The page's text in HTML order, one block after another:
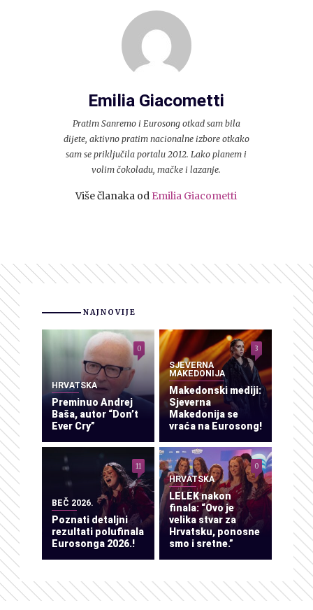
Emilia Giacometti
Pratim Sanremo i Eurosong otkad sam bila
dijete, aktivno pratim nacionalne izbore otkako
sam se priključila portalu 2012. Lako planem i
volim čokoladu, mačke i lazanje.
Više članaka od Emilia Giacometti
NAJNOVIJE
HRVATSKA
Preminuo Andrej
Baša, autor “Don’t
Ever Cry”
0
SJEVERNA
MAKEDONIJA
Makedonski mediji:
Sjeverna
Makedonija se
vraća na Eurosong!
3
BEČ 2026.
Poznati detaljni
rezultati polufinala
Eurosonga 2026.!
11
HRVATSKA
LELEK nakon
finala: “Ovo je
velika stvar za
Hrvatsku, ponosne
smo i sretne.”
0